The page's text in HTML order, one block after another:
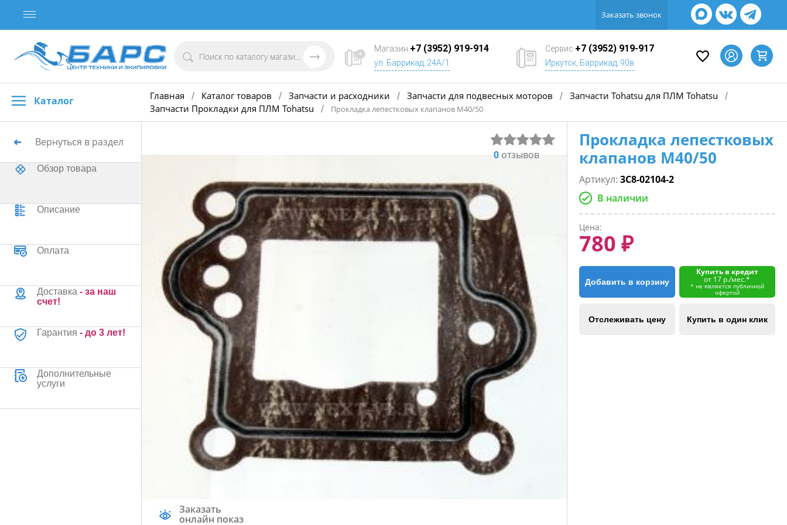
Заказать звонок
Магазин +7 (3952) 919-914
ул. Баррикад, 24А/1
Сервис +7 (3952) 919-917
Иркутск, Баррикад, 90в
Каталог Главная / Каталог товаров / Запчасти и расходники / Запчасти для подвесных моторов / Запчасти Tohatsu для ПЛМ Tohatsu
/
Запчасти Прокладки для ПЛМ Tohatsu
/ Прокладка лепестковых клапанов М40/50
Вернуться в раздел
Обзор товара
Описание
Оплата
Доставка - за наш
счет!
Гарантия - до 3 лет!
Дополнительные
услуги
0отзывов
Заказать
онлайн показ
Прокладка лепестковых
клапанов М40/50
Артикул: 3C8-02104-2
В наличии
Цена:
780 ₽
Добавить в корзину
Купить в кредит
от 17 р./мес.*
* не является публичной
офертой
Отслеживать цену Купить в один клик